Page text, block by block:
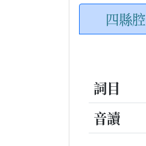
四縣腔
詞目
音讀